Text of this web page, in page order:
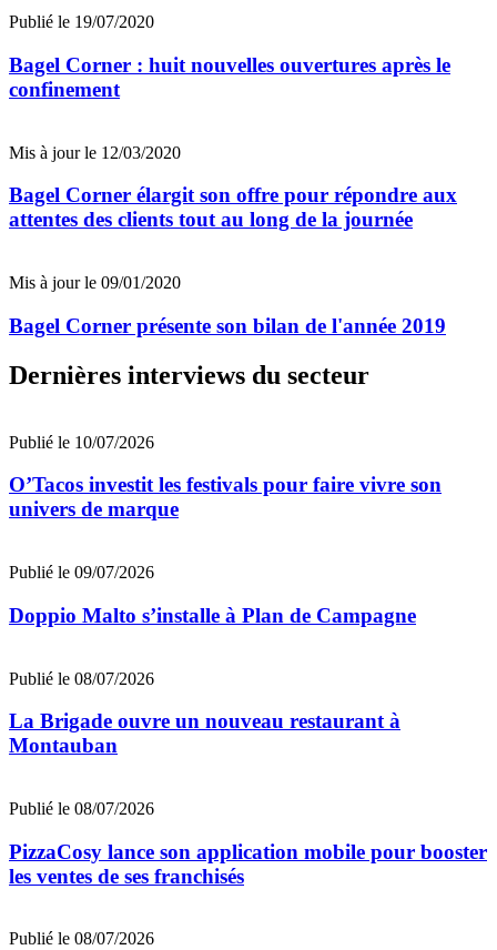
Publié le 19/07/2020
Bagel Corner : huit nouvelles ouvertures après le
confinement
Mis à jour le 12/03/2020
Bagel Corner élargit son offre pour répondre aux
attentes des clients tout au long de la journée
Mis à jour le 09/01/2020
Bagel Corner présente son bilan de l'année 2019
Dernières interviews du secteur
Publié le 10/07/2026
O’Tacos investit les festivals pour faire vivre son
univers de marque
Publié le 09/07/2026
Doppio Malto s’installe à Plan de Campagne
Publié le 08/07/2026
La Brigade ouvre un nouveau restaurant à
Montauban
Publié le 08/07/2026
PizzaCosy lance son application mobile pour booster
les ventes de ses franchisés
Publié le 08/07/2026